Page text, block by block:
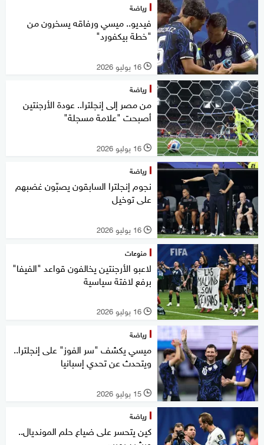
رياضة
فيديو.. ميسي ورفاقه يسخرون من
"خطة بيكفورد"
l 16 يوليو 2026
رياضة
من مصر إلى إنجلترا.. عودة الأرجنتين
أصبحت "علامة مسجلة"
l 16 يوليو 2026
رياضة
نجوم إنجلترا السابقون يصبّون غضبهم
على توخيل
l 16 يوليو 2026
منوعات
لاعبو الأرجنتين يخالفون قواعد "الفيفا"
برفع لافتة سياسية
l 16 يوليو 2026
رياضة
ميسي يكشف "سر الفوز" على إنجلترا..
ويتحدث عن تحدي إسبانيا
l 15 يوليو 2026
رياضة
كين يتحسر على ضياع حلم المونديال..